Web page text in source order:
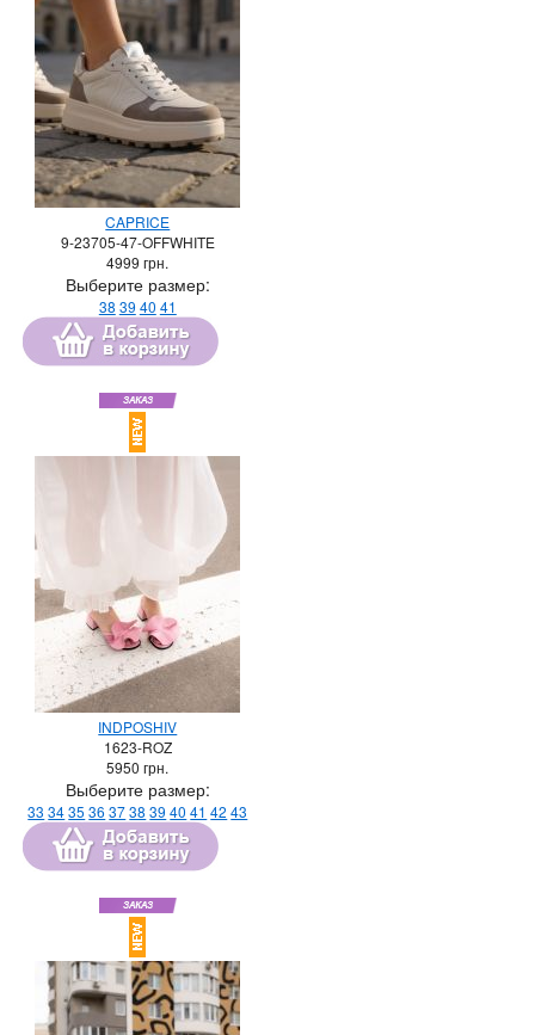
CAPRICE
9-23705-47-OFFWHITE
4999 грн.
Выберите размер:
38 39 40 41
INDPOSHIV
1623-ROZ
5950 грн.
Выберите размер:
33 3435 36 3738 39 40 41 42 43